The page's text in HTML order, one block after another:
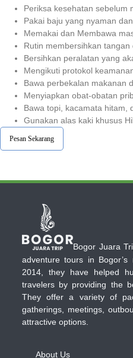
Periksa kesehatan sebelum
Pakai baju yang nyaman
Memakai dan Membawa
Rutin membersihkan
Bersihkan peralatan yang
Mengikuti protokol
Bawa perbekalan makanan
Menyiapkan obat-obatan
Bawa topi, kacamata hitam,
Gunakan alas kaki khusus
Pesan Sekarang
Bogor Juara
adventure tours in
2014, they have helped
travelers by providing the
They offer a variety of
gatherings, meetings,
attractive options.
About Us